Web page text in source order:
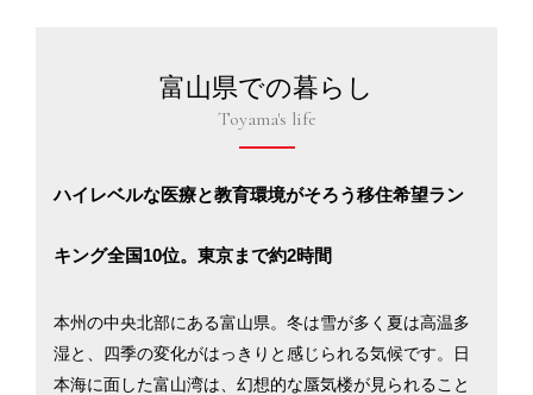
富山県での暮らし
Toyama's life
ハイレベルな医療と教育環境がそろう移住希望ラン
キング全国10位。東京まで約2時間
本州の中央北部にある富山県。冬は雪が多く夏は高温多
湿と、四季の変化がはっきりと感じられる気候です。日
本海に面した富山湾は、幻想的な蜃気楼が見られること